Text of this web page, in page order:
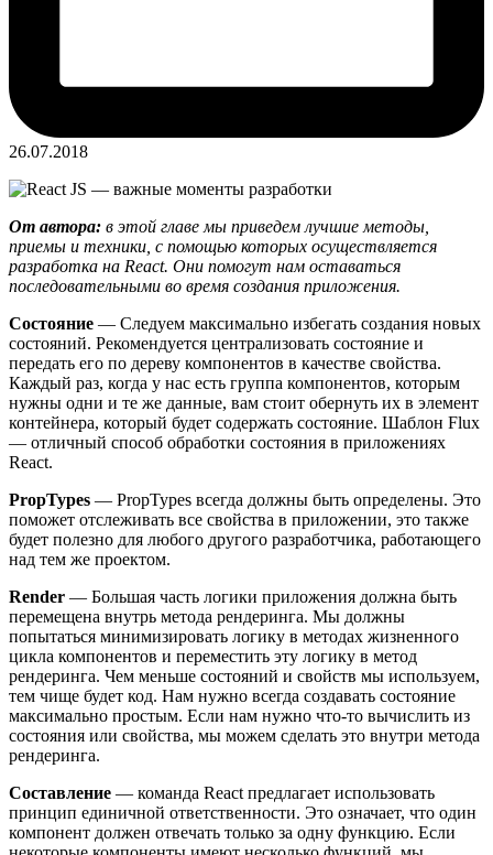
26.07.2018
От автора: в этой главе мы приведем лучшие методы,
приемы и техники, с помощью которых осуществляется
разработка на React. Они помогут нам оставаться
последовательными во время создания приложения.
Состояние — Следуем максимально избегать создания новых
состояний. Рекомендуется централизовать состояние и
передать его по дереву компонентов в качестве свойства.
Каждый раз, когда у нас есть группа компонентов, которым
нужны одни и те же данные, вам стоит обернуть их в элемент
контейнера, который будет содержать состояние. Шаблон Flux
— отличный способ обработки состояния в приложениях
React.
PropTypes — PropTypes всегда должны быть определены. Это
поможет отслеживать все свойства в приложении, это также
будет полезно для любого другого разработчика, работающего
над тем же проектом.
Render — Большая часть логики приложения должна быть
перемещена внутрь метода рендеринга. Мы должны
попытаться минимизировать логику в методах жизненного
цикла компонентов и переместить эту логику в метод
рендеринга. Чем меньше состояний и свойств мы используем,
тем чище будет код. Нам нужно всегда создавать состояние
максимально простым. Если нам нужно что-то вычислить из
состояния или свойства, мы можем сделать это внутри метода
рендеринга.
Составление — команда React предлагает использовать
принцип единичной ответственности. Это означает, что один
компонент должен отвечать только за одну функцию. Если